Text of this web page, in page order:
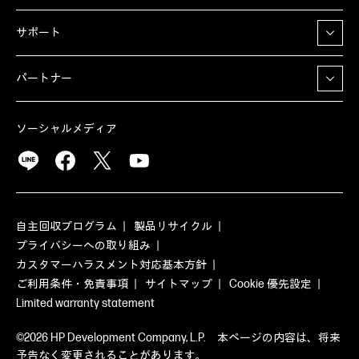
サポート
パートナー
ソーシャルメディア
自主回収プログラム
製品リサイクル
プライバシーへの取り組み
カスタマーハラスメント対応基本方針
ご利用条件・免責事項
サイトマップ
Cookie 優先設定
Limited warranty statement
©2026 HP Development Company, L.P. 本ページの内容は、将来
予告なく変更されることがあります。